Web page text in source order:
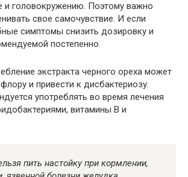
и головокружению. Поэтому важно
свое самочувствие. И если
симптомы снизить дозировку и
постепенно.
экстракта черного ореха может
и привести к дисбактериозу.
употреблять во время лечения
витамины В и
пить настойку при кормлении,